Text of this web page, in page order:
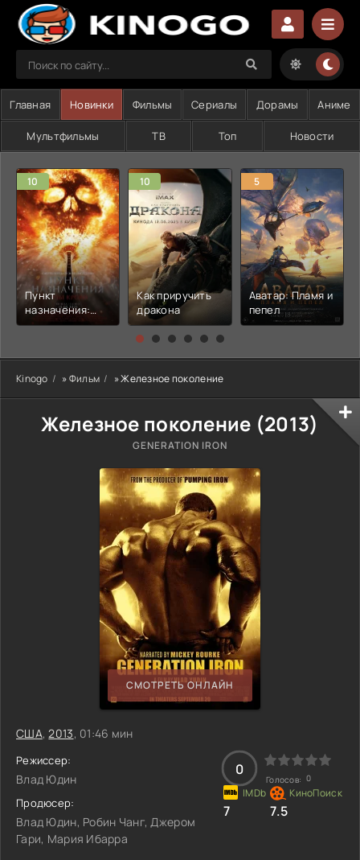
Главная Новинки Фильмы Сериалы Дорамы Аниме
Мультфильмы ТВ Топ Новости
10
Пункт
назначения:
Узы крови
10
Как приручить
дракона
5
Аватар: Пламя и
пепел
Kinogo »Фильм » Железное поколение
Железное поколение (2013)
GENERATION IRON
СМОТРЕТЬ ОНЛАЙН
США,2013, 01:46 мин
Режиссер:
Влад Юдин
Продюсер:
Влад Юдин, Робин Чанг, Джером
Гари, Мария Ибарра
0
Голосов: 0
7 7.5